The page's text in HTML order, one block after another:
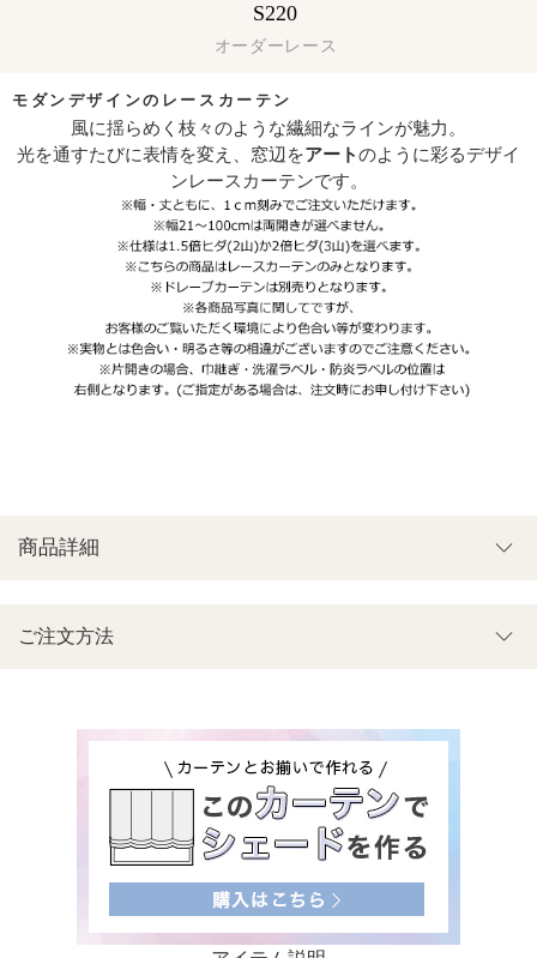
モダンデザインのレースカーテン
オーダーレース
S220
風に揺らめく枝々のような繊細なラインが魅力。
光を通すたびに表情を変え、窓辺をアートのように彩るデザイ
ンレースカーテンです。
ご注文方法
商品詳細